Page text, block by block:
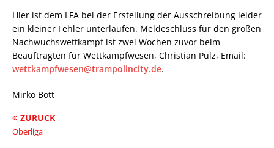
Hier ist dem LFA bei der Erstellung der Ausschreibung leider
ein kleiner Fehler unterlaufen. Meldeschluss für den großen
Nachwuchswettkampf ist zwei Wochen zuvor beim
Beauftragten für Wettkampfwesen, Christian Pulz, Email:
wettkampfwesen@trampolincity.de.
Mirko Bott
ZURÜCK
Oberliga